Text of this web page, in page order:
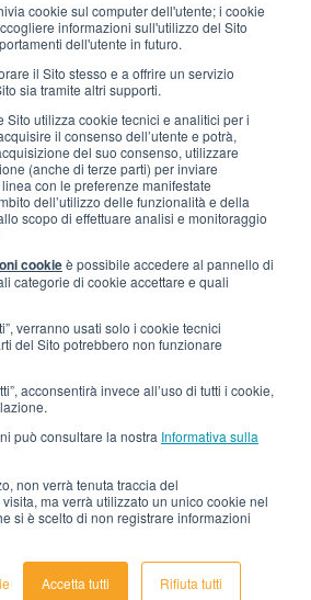
cookie sul computer dell'utente; i cookie
informazioni sull'utilizzo del Sito
dell'utente in futuro.
il Sito stesso e a offrire un servizio
sia tramite altri supporti.
Sito utilizza cookie tecnici e analitici per i
il consenso dell’utente e potrà,
del suo consenso, utilizzare
(anche di terze parti) per inviare
con le preferenze manifestate
dell’utilizzo delle funzionalità e della
scopo di effettuare analisi e monitoraggio
cookieè possibile accedere al pannello di
categorie di cookie accettare e quali
verranno usati solo i cookie tecnici
del Sito potrebbero non funzionare
acconsentirà invece all’uso di tutti i cookie,
può consultare la nostra Informativa sulla
non verrà tenuta traccia del
ma verrà utilizzato un unico cookie nel
si è scelto di non registrare informazioni
Accetta tutti Rifiuta tutti
LINK UTILI
alla newsletter
Lavora con noi
imballi di Interfluid
trasformazione digitale
srl • Tutti i diritti riservati
di accessibilità